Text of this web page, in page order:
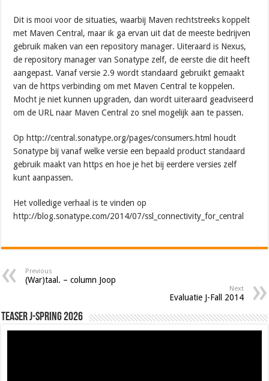
Dit is mooi voor de situaties, waarbij Maven rechtstreeks koppelt
met Maven Central, maar ik ga ervan uit dat de meeste bedrijven
gebruik maken van een repository manager. Uiteraard is Nexus,
de repository manager van Sonatype zelf, de eerste die dit heeft
aangepast. Vanaf versie 2.9 wordt standaard gebruikt gemaakt
van de https verbinding om met Maven Central te koppelen.
Mocht je niet kunnen upgraden, dan wordt uiteraard geadviseerd
om de URL naar Maven Central zo snel mogelijk aan te passen.
Op http://central.sonatype.org/pages/consumers.html houdt
Sonatype bij vanaf welke versie een bepaald product standaard
gebruik maakt van https en hoe je het bij eerdere versies zelf
kunt aanpassen.
Het volledige verhaal is te vinden op
http://blog.sonatype.com/2014/07/ssl_connectivity_for_central
Previous
(War)taal. – column Joop
Next
Evaluatie J-Fall 2014
Teaser J-Spring 2026